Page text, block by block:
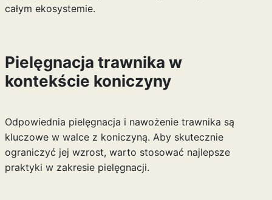
całym ekosystemie.
Pielęgnacja trawnika w
kontekście koniczyny
Odpowiednia pielęgnacja i nawożenie trawnika są
kluczowe w walce z koniczyną. Aby skutecznie
ograniczyć jej wzrost, warto stosować najlepsze
praktyki w zakresie pielęgnacji.